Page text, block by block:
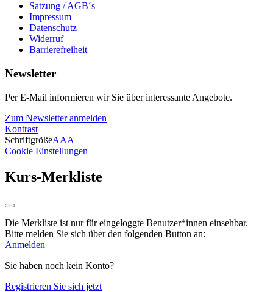
Satzung / AGB´s
Impressum
Datenschutz
Widerruf
Barrierefreiheit
Newsletter
Per E-Mail informieren wir Sie über interessante Angebote.
Zum Newsletter anmelden
Kontrast
SchriftgrößeAAA
Cookie Einstellungen
Kurs-Merkliste
Die Merkliste ist nur für eingeloggte Benutzer*innen einsehbar.
Bitte melden Sie sich über den folgenden Button an:
Anmelden
Sie haben noch kein Konto?
Registrieren Sie sich jetzt